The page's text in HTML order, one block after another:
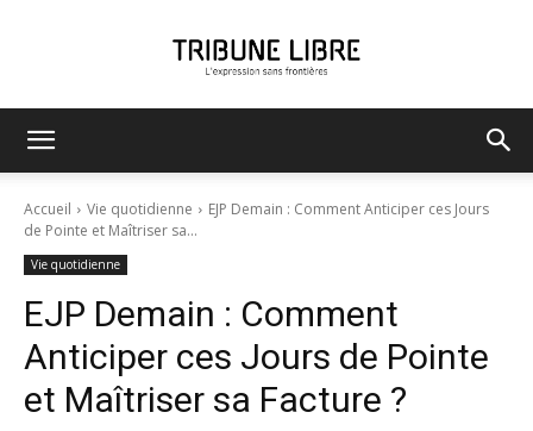
Accueil Vie quotidienne
EJP Demain : Comment Anticiper ces Jours
de Pointe et Maîtriser sa...
Vie quotidienne
EJP Demain : Comment
Anticiper ces Jours de Pointe
et Maîtriser sa Facture ?